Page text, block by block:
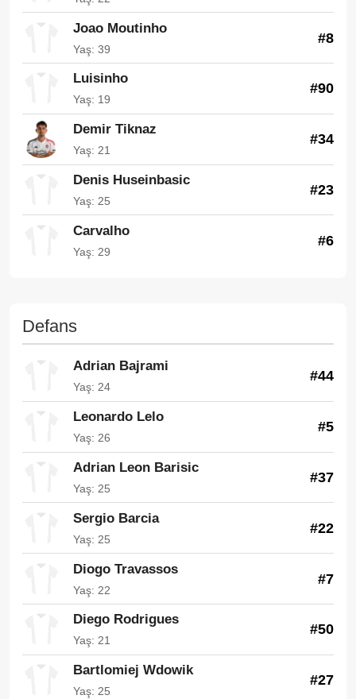
Joao Moutinho
Yaş: 39
#8
Luisinho
Yaş: 19
#90
Demir Tiknaz
Yaş: 21
#34
Denis Huseinbasic
Yaş: 25
#23
Carvalho
Yaş: 29
#6
Defans
Adrian Bajrami
Yaş: 24
#44
Leonardo Lelo
Yaş: 26
#5
Adrian Leon Barisic
Yaş: 25
#37
Sergio Barcia
Yaş: 25
#22
Diogo Travassos
Yaş: 22
#7
Diego Rodrigues
Yaş: 21
#50
Bartlomiej Wdowik
Yaş: 25
#27